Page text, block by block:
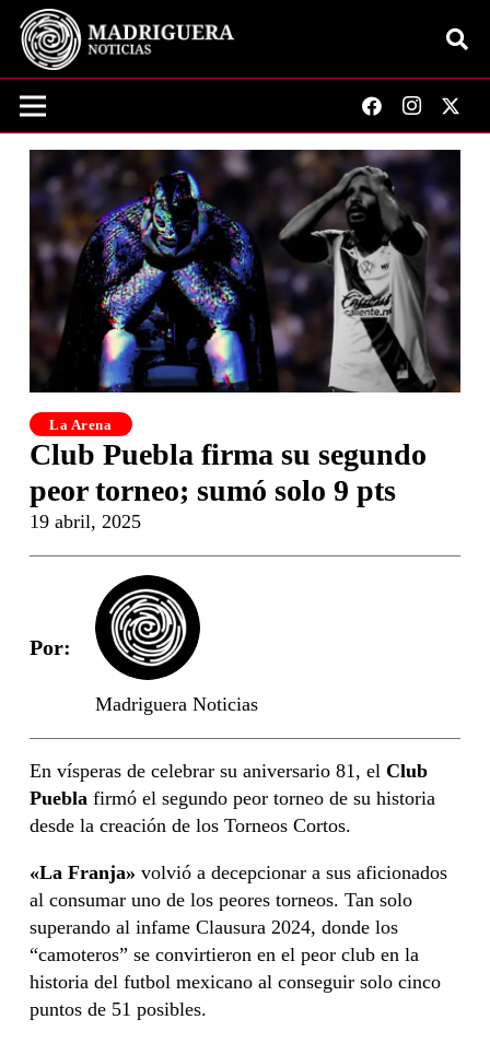
La Arena
Club Puebla firma su segundo
peor torneo; sumó solo 9 pts
19 abril, 2025
Por:
Madriguera Noticias
En vísperas de celebrar su aniversario 81, el Club
Puebla firmó el segundo peor torneo de su historia
desde la creación de los Torneos Cortos.
«La Franja» volvió a decepcionar a sus aficionados
al consumar uno de los peores torneos. Tan solo
superando al infame Clausura 2024, donde los
“camoteros” se convirtieron en el peor club en la
historia del futbol mexicano al conseguir solo cinco
puntos de 51 posibles.